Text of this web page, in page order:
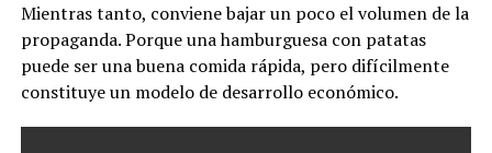
Mientras tanto, conviene bajar un poco el volumen de la
propaganda. Porque una hamburguesa con patatas
puede ser una buena comida rápida, pero difícilmente
constituye un modelo de desarrollo económico.